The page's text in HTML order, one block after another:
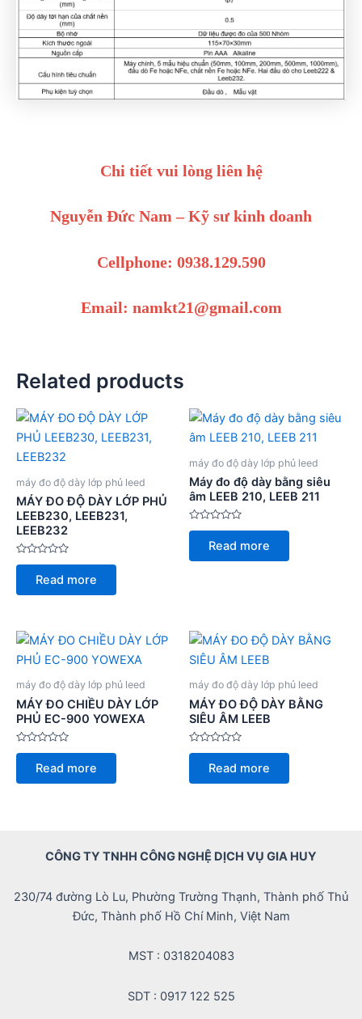
Chi tiết vui lòng liên hệ
Nguyễn Đức Nam – Kỹ sư kinh doanh
Cellphone: 0938.129.590
Email: namkt21@gmail.com
Related products
máy đo độ dày lớp phủ leed
MÁY ĐO ĐỘ DÀY LỚP PHỦ
LEEB230, LEEB231,
LEEB232
Rated
of
Read more
máy đo độ dày lớp phủ leed
Máy đo độ dày bằng siêu
âm LEEB 210, LEEB 211
Rated
of
Read more
máy đo độ dày lớp phủ leed
MÁY ĐO CHIỀU DÀY LỚP
PHỦ EC-900 YOWEXA
Rated
of
Read more
máy đo độ dày lớp phủ leed
MÁY ĐO ĐỘ DÀY BẰNG
SIÊU ÂM LEEB
Rated
of
Read more
CÔNG TY TNHH CÔNG NGHỆ DỊCH VỤ GIA HUY
230/74 đường Lò Lu, Phường Trường Thạnh, Thành phố Thủ
Đức, Thành phố Hồ Chí Minh, Việt Nam
MST : 0318204083
SDT : 0917 122 525